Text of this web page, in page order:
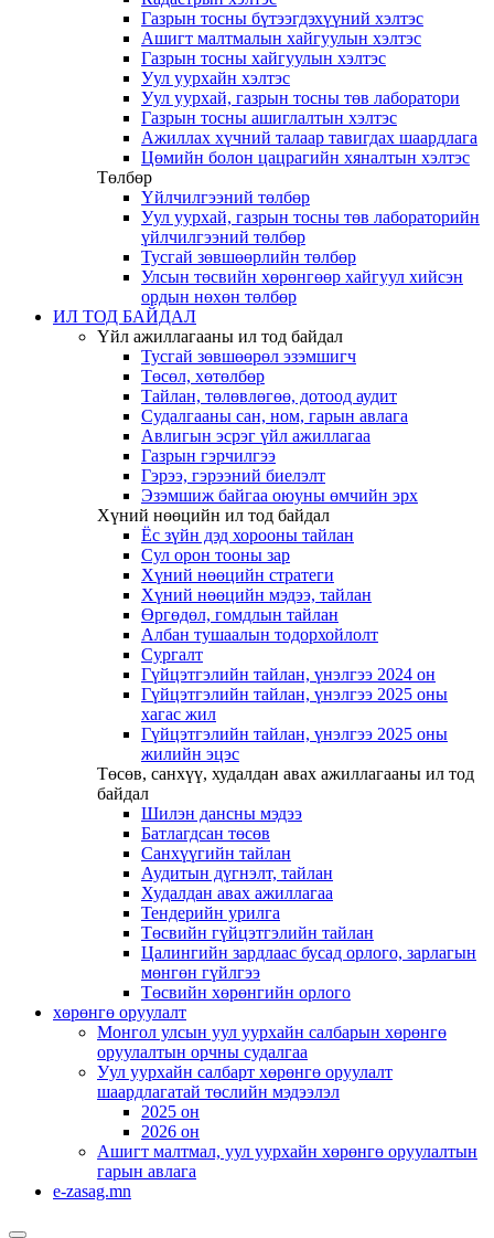
Газрын тосны бүтээгдэхүүний хэлтэс
Ашигт малтмалын хайгуулын хэлтэс
Газрын тосны хайгуулын хэлтэс
Уул уурхайн хэлтэс
Уул уурхай, газрын тосны төв лаборатори
Газрын тосны ашиглалтын хэлтэс
Ажиллах хүчний талаар тавигдах шаардлага
Цөмийн болон цацрагийн хяналтын хэлтэс
Төлбөр
Үйлчилгээний төлбөр
Уул уурхай, газрын тосны төв лабораторийн
үйлчилгээний төлбөр
Тусгай зөвшөөрлийн төлбөр
Улсын төсвийн хөрөнгөөр хайгуул хийсэн
ордын нөхөн төлбөр
ИЛ ТОД БАЙДАЛ
Үйл ажиллагааны ил тод байдал
Тусгай зөвшөөрөл эзэмшигч
Төсөл, хөтөлбөр
Тайлан, төлөвлөгөө, дотоод аудит
Судалгааны сан, ном, гарын авлага
Авлигын эсрэг үйл ажиллагаа
Газрын гэрчилгээ
Гэрээ, гэрээний биелэлт
Эзэмшиж байгаа оюуны өмчийн эрх
Хүний нөөцийн ил тод байдал
Ёс зүйн дэд хорооны тайлан
Сул орон тооны зар
Хүний нөөцийн стратеги
Хүний нөөцийн мэдээ, тайлан
Өргөдөл, гомдлын тайлан
Албан тушаалын тодорхойлолт
Сургалт
Гүйцэтгэлийн тайлан, үнэлгээ 2024 он
Гүйцэтгэлийн тайлан, үнэлгээ 2025 оны
хагас жил
Гүйцэтгэлийн тайлан, үнэлгээ 2025 оны
жилийн эцэс
Төсөв, санхүү, худалдан авах ажиллагааны ил тод
байдал
Шилэн дансны мэдээ
Батлагдсан төсөв
Санхүүгийн тайлан
Аудитын дүгнэлт, тайлан
Худалдан авах ажиллагаа
Тендерийн урилга
Төсвийн гүйцэтгэлийн тайлан
Цалингийн зардлаас бусад орлого, зарлагын
мөнгөн гүйлгээ
Төсвийн хөрөнгийн орлого
хөрөнгө оруулалт
Монгол улсын уул уурхайн салбарын хөрөнгө
оруулалтын орчны судалгаа
Уул уурхайн салбарт хөрөнгө оруулалт
шаардлагатай төслийн мэдээлэл
2025 он
2026 он
Ашигт малтмал, уул уурхайн хөрөнгө оруулалтын
гарын авлага
e-zasag.mn